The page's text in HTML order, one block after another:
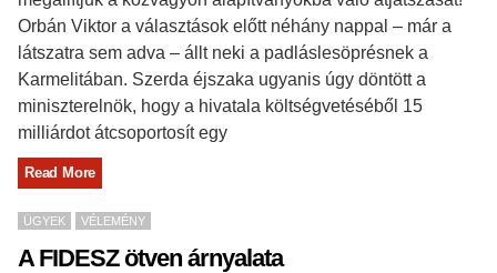
Orbán Viktor a választások előtt néhány nappal – már a
látszatra sem adva – állt neki a padláslesöprésnek a
Karmelitában. Szerda éjszaka ugyanis úgy döntött a
miniszterelnök, hogy a hivatala költségvetéséből 15
milliárdot átcsoportosít egy
Read More
ÜGYEK VÉLEMÉNY
A FIDESZ ötven árnyalata